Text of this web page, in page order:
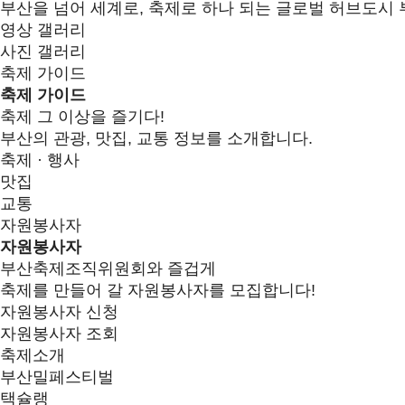
부산을 넘어 세계로, 축제로 하나 되는 글로벌 허브도시
영상 갤러리
사진 갤러리
축제 가이드
축제 가이드
축제 그 이상을 즐기다!
부산의 관광, 맛집, 교통 정보를 소개합니다.
축제 · 행사
맛집
교통
자원봉사자
자원봉사자
부산축제조직위원회와 즐겁게
축제를 만들어 갈 자원봉사자를 모집합니다!
자원봉사자 신청
자원봉사자 조회
축제소개
부산밀페스티벌
택슐랭